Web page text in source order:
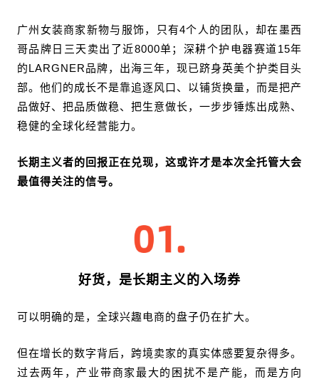
广州女装商家新物与服饰，只有4个人的团队，却在墨西
哥品牌日三天卖出了近8000单；深耕个护电器赛道15年
的LARGNER品牌，出海三年，现已跻身英美个护类目头
部。他们的成长不是靠追逐风口、以铺货换量，而是把产
品做好、把品质做稳、把生意做长，一步步锤炼出成熟、
稳健的全球化经营能力。
长期主义者的回报正在兑现，这或许才是本次全托管大会
最值得关注的信号。
好货，是长期主义的入场券
可以明确的是，全球兴趣电商的盘子仍在扩大。
但在增长的数字背后，跨境卖家的真实体感要复杂得多。
过去两年，产业带商家最大的困扰不是产能，而是方向